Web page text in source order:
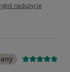
opinii użytkownika
nadużycie